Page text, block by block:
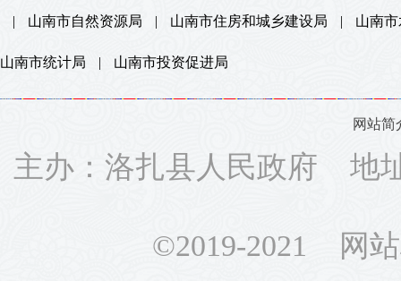
| 山南市自然资源局 | 山南市住房和城乡建设局 | 山南
山南市统计局 | 山南市投资促进局
网站简
主办：洛扎县人民政府 地
©2019-2021 网